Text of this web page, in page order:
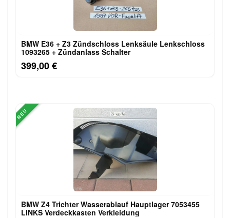
BMW E36 + Z3 Zündschloss Lenksäule Lenkschloss
1093265 + Zündanlass Schalter
399,00 €
NEU
BMW Z4 Trichter Wasserablauf Hauptlager 7053455
LINKS Verdeckkasten Verkleidung